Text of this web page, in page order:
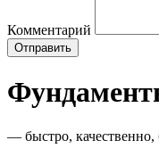
Комментарий
— быстро, качественно,